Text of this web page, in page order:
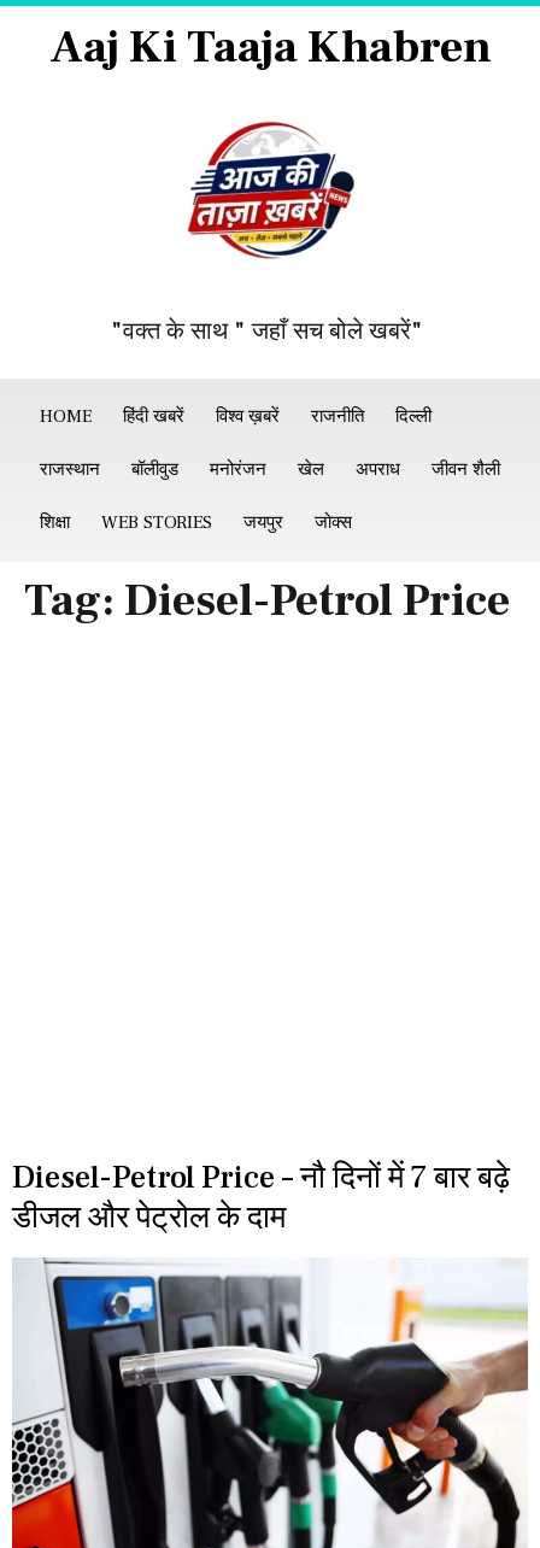
Aaj Ki Taaja Khabren
"वक्त के साथ " जहाँ सच बोले खबरें"
HOME हिंदी खबरें विश्व ख़बरें राजनीति दिल्ली
राजस्थान बॉलीवुड मनोरंजन खेल अपराध जीवन शैली
शिक्षा WEB STORIES जयपुर जोक्स
Tag: Diesel-Petrol Price
Diesel-Petrol Price – नौ दिनों में 7 बार बढ़े
डीजल और पेट्रोल के दाम